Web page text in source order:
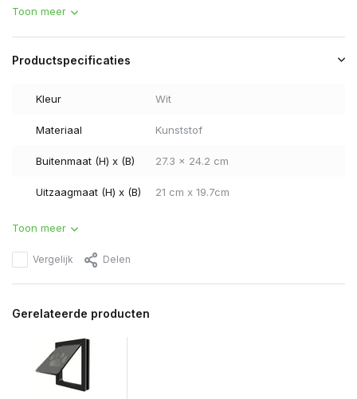
Toon meer
Productspecificaties
Kleur Wit
Materiaal Kunststof
Buitenmaat (H) x (B) 27.3 x 24.2 cm
Uitzaagmaat (H) x (B) 21 cm x 19.7cm
Toon meer
Vergelijk Delen
Gerelateerde producten